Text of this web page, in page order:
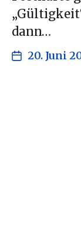
dann…
20. Juni